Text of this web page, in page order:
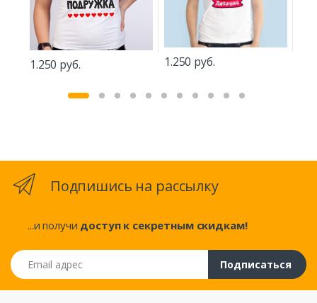
1.250 руб. 1.250 руб.
Подпишись на рассылку
...и получи доступ к секретным скидкам!
Email адрес
Подписаться